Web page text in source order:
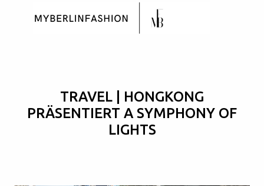
Skip to main content
TRAVEL | HONGKONG
PRÄSENTIERT A SYMPHONY OF
LIGHTS